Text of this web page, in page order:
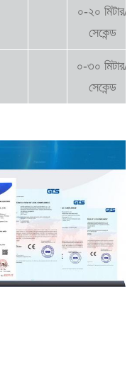
০-২০ মিটার/
সেকেন্ড
০-৩০ মিটার/
সেকেন্ড